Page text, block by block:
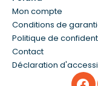
Mon compte
Conditions de
Politique de
Contact
Déclaration